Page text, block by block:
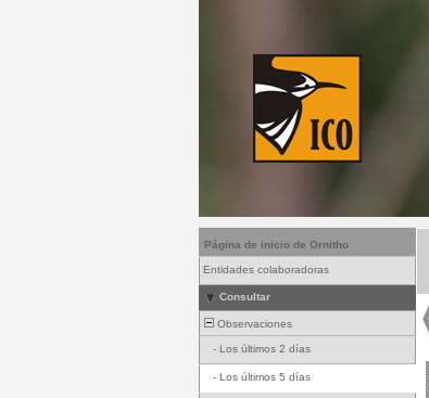
Página de inicio de Ornitho
Entidades colaboradoras
Consultar
Observaciones
- Los últimos 2 días
- Los últimos 5 días